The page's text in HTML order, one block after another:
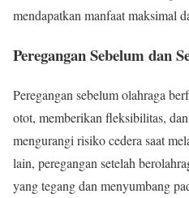
mendapatkan manfaat maksimal
Peregangan Sebelum dan
Peregangan sebelum olahraga
otot, memberikan fleksibilitas,
mengurangi risiko cedera saat
lain, peregangan setelah
yang tegang dan menyumbang